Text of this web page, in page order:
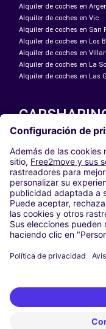
Alquiler de coches en
Alquiler de coches en Vic
Alquiler de coches en San
Alquiler de coches en Los
Alquiler de coches en
Alquiler de coches en La
Alquiler de coches en Las
NUESTRAS CIUDADES
Paris
Madrid
Washington DC
Milán
Roma
Turín
Viena
Berlín
Düsseldorf